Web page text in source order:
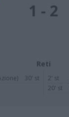
1 - 2
Reti
30' st 2' st
20' st